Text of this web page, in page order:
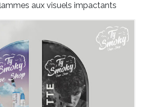
aux visuels impactants